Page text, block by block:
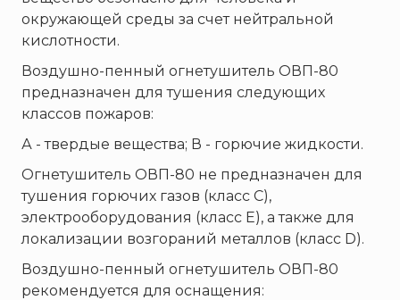
окружающей среды за счет нейтральной
кислотности.
Воздушно-пенный огнетушитель ОВП-80
предназначен для тушения следующих
классов пожаров:
А - твердые вещества; В - горючие жидкости.
Огнетушитель ОВП-80 не предназначен для
тушения горючих газов (класс C),
электрооборудования (класс Е), а также для
локализации возгораний металлов (класс D).
Воздушно-пенный огнетушитель ОВП-80
рекомендуется для оснащения: